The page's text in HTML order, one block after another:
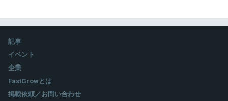
記事
イベント
企業
FastGrowとは
掲載依頼／お問い合わせ